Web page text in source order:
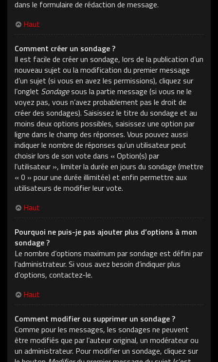
dans le formulaire de rédaction de message.
Haut
Comment créer un sondage ?
Il est facile de créer un sondage, lors de la publication d’un
nouveau sujet ou la modification du premier message
d’un sujet (si vous en avez les permissions), cliquez sur
l’onglet Sondagesous la partie message (si vous ne le
voyez pas, vous n’avez probablement pas le droit de
créer des sondages). Saisissez le titre du sondage et au
moins deux options possibles, saisissez une option par
ligne dans le champ des réponses. Vous pouvez aussi
indiquer le nombre de réponses qu’un utilisateur peut
choisir lors de son vote dans « Option(s) par
l’utilisateur », limiter la durée en jours du sondage (mettre
« 0 » pour une durée illimitée) et enfin permettre aux
utilisateurs de modifier leur vote.
Haut
Pourquoi ne puis-je pas ajouter plus d’options à mon
sondage ?
Le nombre d’options maximum par sondage est défini par
l’administrateur. Si vous avez besoin d’indiquer plus
d’options, contactez-le.
Haut
Comment modifier ou supprimer un sondage ?
Comme pour les messages, les sondages ne peuvent
être modifiés que par l’auteur original, un modérateur ou
un administrateur. Pour modifier un sondage, cliquez sur